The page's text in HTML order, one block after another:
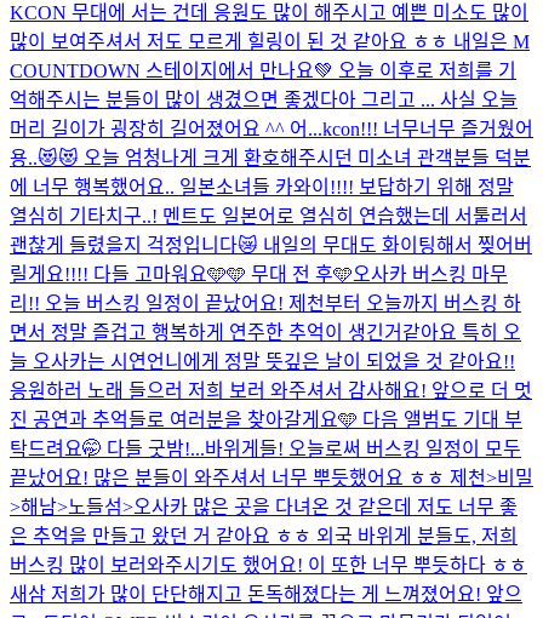
KCON 무대에 서는 건데 응원도 많이 해주시고 예쁜 미소도 많이
많이 보여주셔서 저도 모르게 힐링이 된 것 같아요 ㅎㅎ 내일은 M
COUNTDOWN 스테이지에서 만나요💚 오늘 이후로 저희를 기
억해주시는 분들이 많이 생겼으면 좋겠다아 그리고 ... 사실 오늘
머리 길이가 굉장히 길어졌어요 ^^ 어...kcon!!! 너무너무 즐거웠어
용..😻😻 오늘 엄청나게 크게 환호해주시던 미소녀 관객분들 덕분
에 너무 행복했어요.. 일본소녀들 카와이!!!! 보답하기 위해 정말
열심히 기타치구..! 멘트도 일본어로 열심히 연습했는데 서툴러서
괜찮게 들렸을지 걱정입니다😿 내일의 무대도 화이팅해서 찢어버
릴게요!!!! 다들 고마워요🩵🩵 무대 전 후🩵오사카 버스킹 마무
리!! 오늘 버스킹 일정이 끝났어요! 제천부터 오늘까지 버스킹 하
면서 정말 즐겁고 행복하게 연주한 추억이 생긴거같아요 특히 오
늘 오사카는 시연언니에게 정말 뜻깊은 날이 되었을 것 같아요!!
응원하러 노래 들으러 저희 보러 와주셔서 감사해요! 앞으로 더 멋
진 공연과 추억들로 여러분을 찾아갈게요🩵 다음 앨범도 기대 부
탁드려요🤭 다들 굿밤!...바위게들! 오늘로써 버스킹 일정이 모두
끝났어요! 많은 분들이 와주셔서 너무 뿌듯했어요 ㅎㅎ 제천>비밀
>해남>노들섬>오사카 많은 곳을 다녀온 것 같은데 저도 너무 좋
은 추억을 만들고 왔던 거 같아요 ㅎㅎ 외국 바위게 분들도, 저희
버스킹 많이 보러와주시기도 했어요! 이 또한 너무 뿌듯하다 ㅎㅎ
새삼 저희가 많이 단단해지고 돈독해졌다는 게 느껴졌어요! 앞으